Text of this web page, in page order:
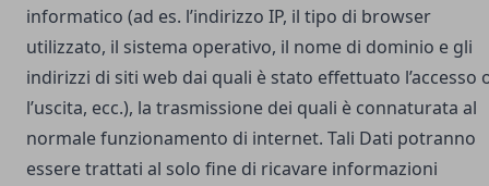
informatico (ad es. l’indirizzo IP, il tipo di browser
utilizzato, il sistema operativo, il nome di dominio e gli
indirizzi di siti web dai quali è stato effettuato l’accesso
l’uscita, ecc.), la trasmissione dei quali è connaturata al
normale funzionamento di internet. Tali Dati potranno
essere trattati al solo fine di ricavare informazioni